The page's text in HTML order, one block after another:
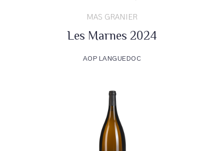
MAS GRANIER
Les Marnes 2024
AOP LANGUEDOC